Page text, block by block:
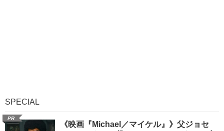
SPECIAL
PR
《映画『Michael／マイケル』》父ジョセ